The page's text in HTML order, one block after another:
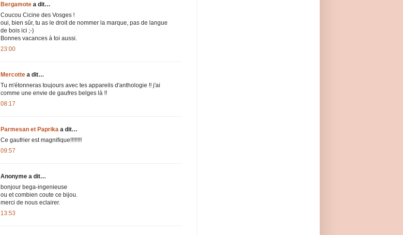
Bergamote a dit…
Coucou Cicine des Vosges !
oui, bien sûr, tu as le droit de nommer la marque, pas de langue
de bois ici ;-)
Bonnes vacances à toi aussi.
23:00
Mercotte a dit…
Tu m'étonneras toujours avec tes appareils d'anthologie !! j'ai
comme une envie de gaufres belges là !!
08:17
Parmesan et Paprika a dit…
Ce gaufrier est magnifique!!!!!!!!
09:57
Anonyme a dit…
bonjour bega-ingenieuse
ou et combien coute ce bijou.
merci de nous eclairer.
13:53